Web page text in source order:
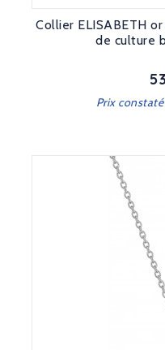
Collier ELISABETH
de culture
Prix